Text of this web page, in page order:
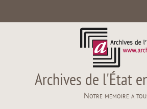
Archives de l'État
Notre mémoire à